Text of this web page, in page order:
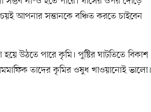
আপনার সন্তানকে বঞ্চিত করতে চাইবেন
উঠতে পারে কৃমি। পুষ্টির ঘাটতিতে বিকাশ
তাদের কৃমির ওষুধ খাওয়ানোই ভালো।